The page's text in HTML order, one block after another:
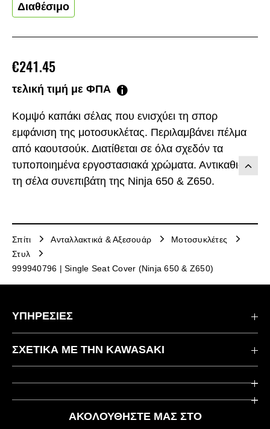
Κομψό καπάκι σέλας που ενισχύει τη σπορ
εμφάνιση της μοτοσυκλέτας. Περιλαμβάνει πέλμα
από καουτσούκ. Διατίθεται σε όλα σχεδόν τα
τυποποιημένα εργοστασιακά χρώματα. Αντικαθιστά
τη σέλα συνεπιβάτη της Ninja 650 & Z650.
€241.45
τελική τιμή με ΦΠΑ
Διαθέσιμο
Σπίτι Ανταλλακτικά & Αξεσουάρ
Μοτοσυκλέτες
Στυλ
999940796 | Single Seat Cover (Ninja 650 & Z650)
ΑΚΟΛΟΥΘΉΣΤΕ ΜΑΣ ΣΤΟ
ΥΠΗΡΕΣΙΕΣ
Επικοινωνήστε μαζί μας
Χρήσιμοι Σύνδεσμοι
ΣΧΕΤΙΚΆ ΜΕ ΤΗΝ KAWASAKI
Εταιρεία